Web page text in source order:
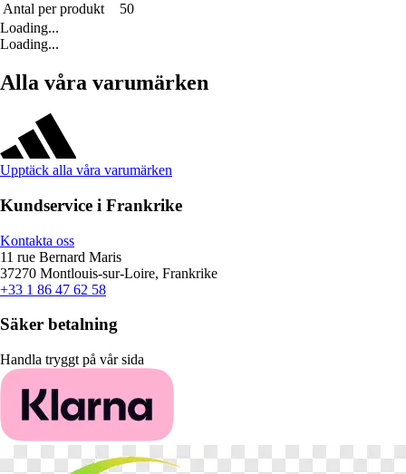
Antal per produkt
50
Loading...
Loading...
Alla våra varumärken
Upptäck alla våra varumärken
Kundservice i Frankrike
Kontakta oss
11 rue Bernard Maris
37270 Montlouis-sur-Loire, Frankrike
+33 1 86 47 62 58
Säker betalning
Handla tryggt på vår sida